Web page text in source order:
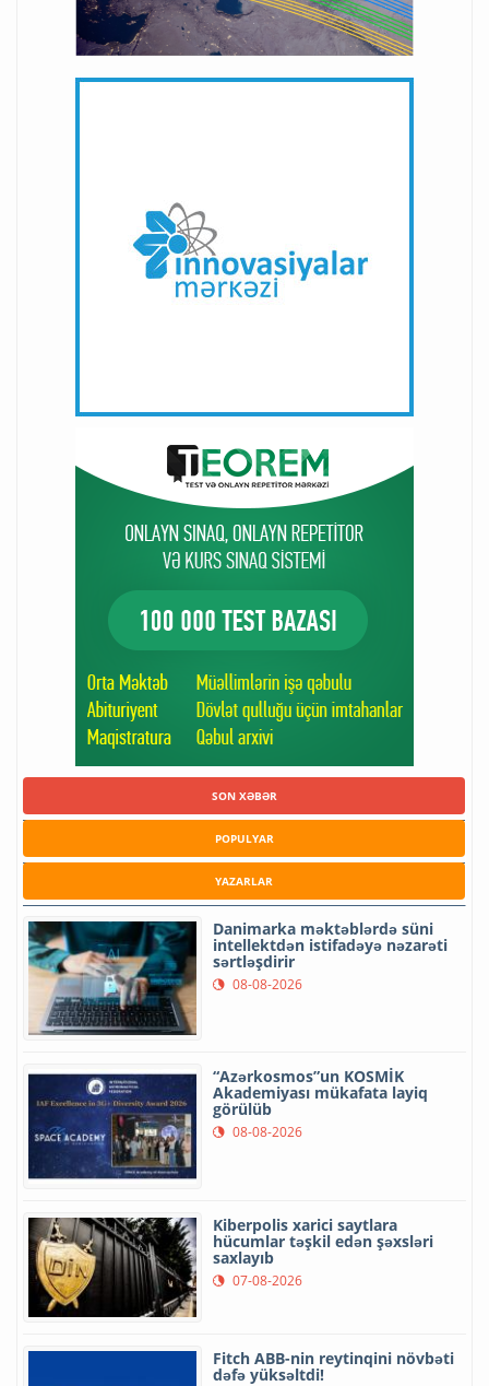
SON XƏBƏR
POPULYAR
YAZARLAR
Danimarka məktəblərdə süni
intellektdən istifadəyə nəzarəti
sərtləşdirir
08-08-2026
“Azərkosmos”un KOSMİK
Akademiyası mükafata layiq
görülüb
08-08-2026
Kiberpolis xarici saytlara
hücumlar təşkil edən şəxsləri
saxlayıb
07-08-2026
Fitch ABB-nin reytinqini növbəti
dəfə yüksəltdi!